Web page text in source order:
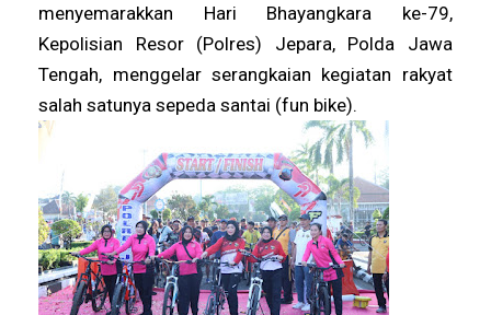
menyemarakkan Hari Bhayangkara ke-79,
Kepolisian Resor (Polres) Jepara, Polda Jawa
Tengah, menggelar serangkaian kegiatan rakyat
salah satunya sepeda santai (fun bike).